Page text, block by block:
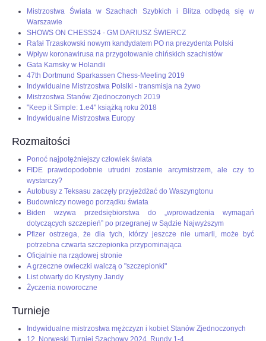
Mistrzostwa Świata w Szachach Szybkich i Blitza odbędą się w
Warszawie
SHOWS ON CHESS24 - GM DARIUSZ ŚWIERCZ
Rafał Trzaskowski nowym kandydatem PO na prezydenta Polski
Wpływ koronawirusa na przygotowanie chińskich szachistów
Gata Kamsky w Holandii
47th Dortmund Sparkassen Chess-Meeting 2019
Indywidualne Mistrzostwa Polslki - transmisja na żywo
Mistrzostwa Stanów Zjednoczonych 2019
"Keep it Simple: 1.e4" książką roku 2018
Indywidualne Mistrzostwa Europy
Rozmaitości
Ponoć najpotężniejszy człowiek świata
FIDE prawdopodobnie utrudni zostanie arcymistrzem, ale czy to
wystarczy?
Autobusy z Teksasu zaczęły przyjeżdżać do Waszyngtonu
Budowniczy nowego porządku świata
Biden wzywa przedsiębiorstwa do „wprowadzenia wymagań
dotyczących szczepień” po przegranej w Sądzie Najwyższym
Pfizer ostrzega, że dla tych, którzy jeszcze nie umarli, może być
potrzebna czwarta szczepionka przypominająca
Oficjalnie na rządowej stronie
A grzeczne owieczki walczą o "szczepionki"
List otwarty do Krystyny Jandy
Życzenia noworoczne
Turnieje
Indywidualne mistrzostwa mężczyzn i kobiet Stanów Zjednoczonych
12. Norweski Turniej Szachowy 2024, Rundy 1-4